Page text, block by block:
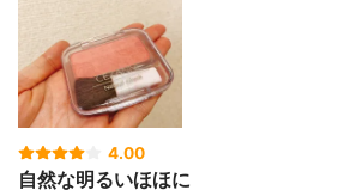
4.00
自然な明るいほほに